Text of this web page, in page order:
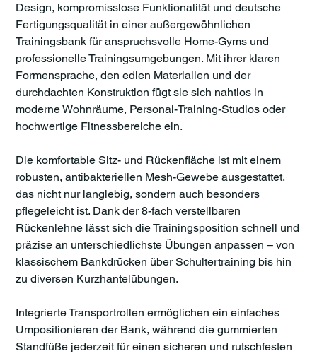
Design, kompromisslose Funktionalität und deutsche
Fertigungsqualität in einer außergewöhnlichen
Trainingsbank für anspruchsvolle Home-Gyms und
professionelle Trainingsumgebungen. Mit ihrer klaren
Formensprache, den edlen Materialien und der
durchdachten Konstruktion fügt sie sich nahtlos in
moderne Wohnräume, Personal-Training-Studios oder
hochwertige Fitnessbereiche ein.
Die komfortable Sitz- und Rückenfläche ist mit einem
robusten, antibakteriellen Mesh-Gewebe ausgestattet,
das nicht nur langlebig, sondern auch besonders
pflegeleicht ist. Dank der 8-fach verstellbaren
Rückenlehne lässt sich die Trainingsposition schnell und
präzise an unterschiedlichste Übungen anpassen – von
klassischem Bankdrücken über Schultertraining bis hin
zu diversen Kurzhantelübungen.
Integrierte Transportrollen ermöglichen ein einfaches
Umpositionieren der Bank, während die gummierten
Standfüße jederzeit für einen sicheren und rutschfesten